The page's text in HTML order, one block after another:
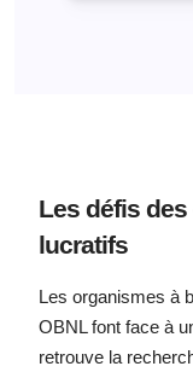
Les défis
lucratifs
Les organismes à
OBNL font face à
retrouve la